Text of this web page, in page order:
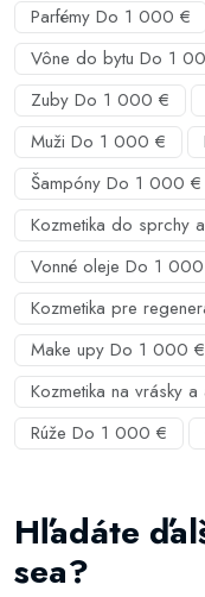
Parfémy Do 1 000 €
Vône do bytu Do 1
Zuby Do 1 000 €
Muži Do 1 000 €
Šampóny Do 1 000 €
Kozmetika do sprchy
Vonné oleje Do 1
Kozmetika pre
Make upy Do 1 000 €
Kozmetika na vrásky
Rúže Do 1 000 €
Hľadáte
sea?